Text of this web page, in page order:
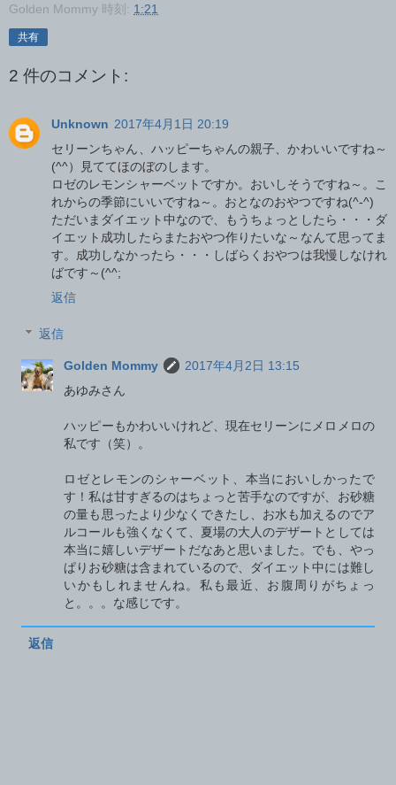
Golden Mommy 時刻: 1:21
共有
2 件のコメント:
Unknown 2017年4月1日 20:19
セリーンちゃん、ハッピーちゃんの親子、かわいいですね～
(^^）見ててほのぼのします。
ロゼのレモンシャーベットですか。おいしそうですね～。こ
れからの季節にいいですね～。おとなのおやつですね(^-^)
ただいまダイエット中なので、もうちょっとしたら・・・ダ
イエット成功したらまたおやつ作りたいな～なんて思ってま
す。成功しなかったら・・・しばらくおやつは我慢しなけれ
ばです～(^^;
返信
返信
Golden Mommy
2017年4月2日 13:15
あゆみさん
ハッピーもかわいいけれど、現在セリーンにメロメロの
私です（笑）。
ロゼとレモンのシャーベット、本当においしかったで
す！私は甘すぎるのはちょっと苦手なのですが、お砂糖
の量も思ったより少なくできたし、お水も加えるのでア
ルコールも強くなくて、夏場の大人のデザートとしては
本当に嬉しいデザートだなあと思いました。でも、やっ
ぱりお砂糖は含まれているので、ダイエット中には難し
いかもしれませんね。私も最近、お腹周りがちょっ
と。。。な感じです。
返信